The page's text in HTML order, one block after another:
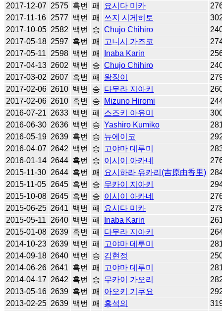
2017-12-07 2575 흑번 패 요시다 미카
2017-11-16 2577 백번 패 쓰지 시게히토
2017-10-05 2582 백번 승 Chujo Chihiro
2017-05-18 2597 흑번 패 고니시 가즈코
2017-05-11
2598 백번 패 Inaba Karin
2017-04-13 2602 백번 승 Chujo Chihiro
2017-03-02 2607 흑번 패 왕징이
2017-02-06 2610 백번 승 다무라 지아키
2017-02-06 2610 흑번 승 Mizuno Hiromi
2016-07-21 2633 백번 패 스즈키 아유미
2016-06-30 2636 백번 승 Yashiro Kumiko
2016-05-19 2639 흑번 승 뉴에이코
2016-04-07 2642 백번 승 고야마 데루미
2016-01-14 2644 흑번 승 이시이 아카네
2015-11-30 2644 흑번 패 요시하라 유카리(吉原由香里)
2015-11-05 2645 흑번 승 무카이 지아키
2015-10-08 2645 흑번 승 이시이 아카네
2015-06-25 2641 백번 패 요시다 미카
2015-05-11
2640 백번 패 Inaba Karin
2015-01-08 2639 흑번 패 다무라 지아키
2014-10-23 2639 백번 패 고야마 데루미
2014-09-18 2640 백번 승 김현정
2014-06-26 2641 흑번 패 고야마 데루미
2014-04-17 2642 흑번 승 무카이 가오리
2013-05-16 2639 흑번 패 아오키 기쿠요
2013-02-25 2639 백번 패 홍석의